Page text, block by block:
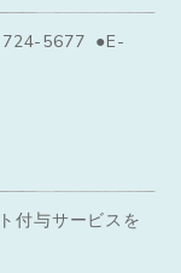
5677 ●E-
付与サービスを